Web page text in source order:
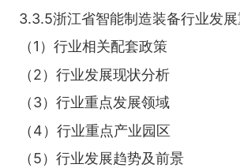
3.3.5浙江省智能制造装备行业发
（1）行业相关配套政策
（2）行业发展现状分析
（3）行业重点发展领域
（4）行业重点产业园区
（5）行业发展趋势及前景